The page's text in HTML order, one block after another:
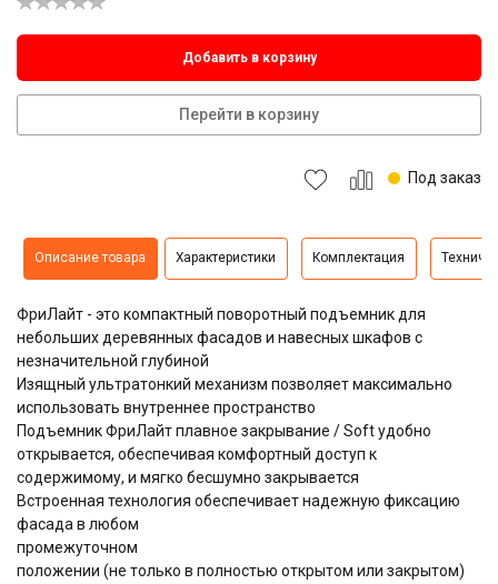
Добавить в корзину
Перейти в корзину
Под заказ
Описание товара Характеристики Комплектация
ФриЛайт - это компактный поворотный подъемник для
небольших деревянных фасадов и навесных шкафов с
незначительной глубиной
Изящный ультратонкий механизм позволяет максимально
использовать внутреннее пространство
Подъемник ФриЛайт плавное закрывание / Soft удобно
открывается, обеспечивая комфортный доступ к
содержимому, и мягко бесшумно закрывается
Встроенная технология обеспечивает надежную фиксацию
фасада в любом
промежуточном
положении (не только в полностью открытом или закрытом)